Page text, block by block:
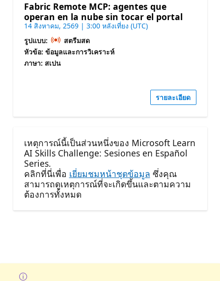
Fabric Remote MCP: agentes que
operan en la nube sin tocar el portal
14 สิงหาคม, 2569 | 3:00 หลังเที่ยง (UTC)
รูปแบบ:
สตรีมสด
หัวข้อ: ข้อมูลและการวิเคราะห์
ภาษา: สเปน
รายละเอียด
เหตุการณ์นี้เป็นส่วนหนึ่งของ Microsoft Learn
AI Skills Challenge: Sesiones en Español
Series.
คลิกที่นี่เพื่อ เยี่ยมชมหน้าชุดข้อมูล ซึ่งคุณ
สามารถดูเหตุการณ์ที่จะเกิดขึ้นและตามความ
ต้องการทั้งหมด